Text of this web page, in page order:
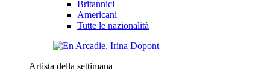
Britannici
Americani
Tutte le nazionalità
Artista della settimana